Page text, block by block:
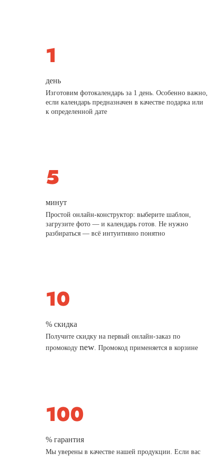
день
Изготовим фотокалендарь за 1 день. Особенно важно,
если календарь предназначен в качестве подарка или
к определенной дате
минут
Простой онлайн-конструктор: выберите шаблон,
загрузите фото — и календарь готов. Не нужно
разбираться — всё интуитивно понятно
% скидка
Получите скидку на первый онлайн-заказ по
промокодуnew. Промокод применяется в корзине
% гарантия
Мы уверены в качестве нашей продукции. Если вас